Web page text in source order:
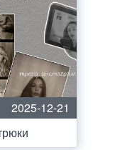
2025-12-21